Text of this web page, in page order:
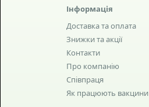
Інформація
Доставка та оплата
Знижки та акції
Контакти
Про компанію
Співпраця
Як працюють вакцини